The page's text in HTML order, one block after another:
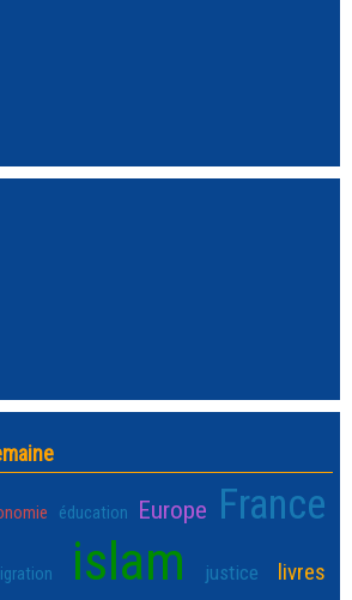
éducation Europe France
islam justice livres